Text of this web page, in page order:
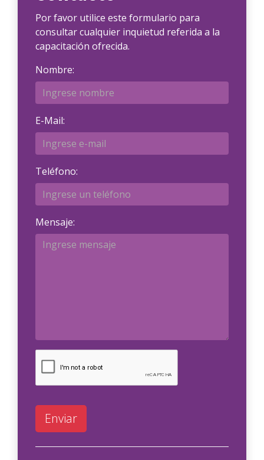
Por favor utilice este formulario para
consultar cualquier inquietud referida a la
capacitación ofrecida.
Nombre:
E-Mail:
Teléfono:
Mensaje:
Enviar